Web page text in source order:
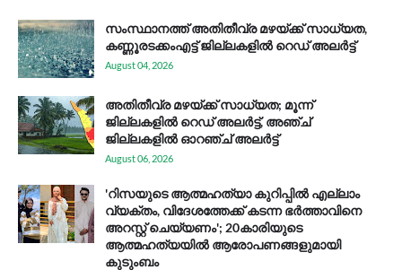
സം​സ്ഥാ​ന​ത്ത് അ​തി​തീ​വ്ര മ​ഴ​യ്ക്ക് സാ​ധ്യ​ത,
കണ്ണൂരടക്കംഎ​ട്ട് ജി​ല്ല​ക​ളി​ൽ റെ​ഡ് അ​ലർ​ട്ട്
August 04, 2026
അതിതീവ്ര മഴയ്ക്ക് സാധ്യത; മൂന്ന്
ജില്ലകളിൽ റെഡ് അലർട്ട്, അഞ്ച്
ജില്ലകളിൽ ഓറഞ്ച് അലർട്ട്
August 06, 2026
'റിസയുടെ ആത്മഹത്യാ കുറിപ്പിൽ എല്ലാം
വ്യക്തം, വിദേശത്തേക്ക് കടന്ന ഭർത്താവിനെ
അറസ്റ്റ് ചെയ്യണം'; 20കാരിയുടെ
ആത്മഹത്യയിൽ ആരോപണങ്ങളുമായി
കുടുംബം